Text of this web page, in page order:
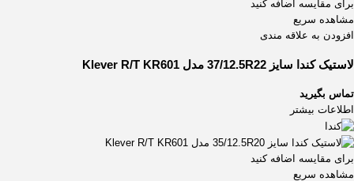
برای مقایسه اضافه کنید
مشاهده سریع
افزودن به علاقه مندی
لاستیک کندا سایز 37/12.5R22 مدل Klever R/T KR601
تماس بگیرید
اطلاعات بیشتر
برای مقایسه اضافه کنید
مشاهده سریع